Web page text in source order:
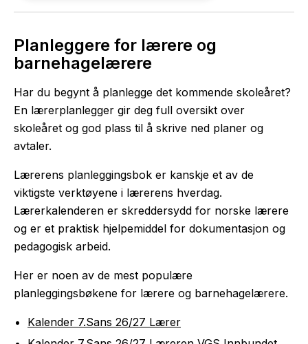
Planleggere for lærere og
barnehagelærere
Har du begynt å planlegge det kommende skoleåret?
En lærerplanlegger gir deg full oversikt over
skoleåret og god plass til å skrive ned planer og
avtaler.
Lærerens planleggingsbok er kanskje et av de
viktigste verktøyene i lærerens hverdag.
Lærerkalenderen er skreddersydd for norske lærere
og er et praktisk hjelpemiddel for dokumentasjon og
pedagogisk arbeid.
Her er noen av de mest populære
planleggingsbøkene for lærere og barnehagelærere.
Kalender 7.Sans 26/27 Lærer